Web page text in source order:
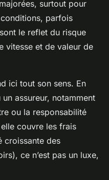
surtout pour
parfois
le reflet du risque
vitesse et de valeur de
ici tout son sens. En
assureur, notamment
ou la responsabilité
couvre les frais
croissante des
ce n’est pas un luxe,